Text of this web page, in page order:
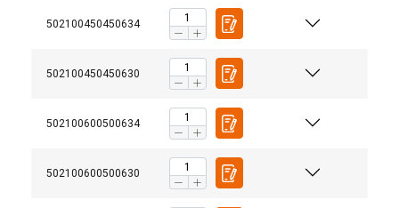
502100450450634
502100450450630
502100600500634
502100600500630
Märkning:
Bruksanvisning
Terrier-Vertical-Lifting-Clamps-User-Manual-NO-SE-